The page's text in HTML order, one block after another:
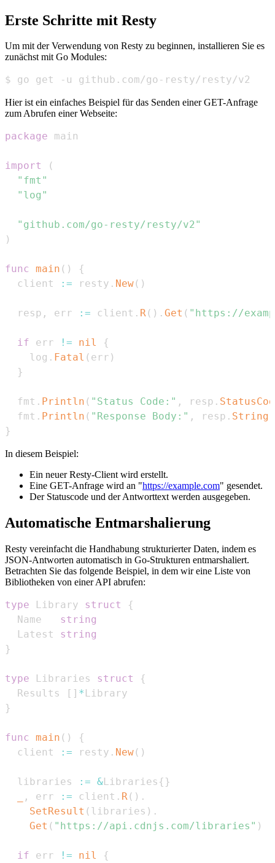
Erste Schritte mit Resty
Um mit der Verwendung von Resty zu beginnen, installieren Sie es
zunächst mit Go Modules:
$ go get -u github.com/go-resty/resty/v2
Hier ist ein einfaches Beispiel für das Senden einer GET-Anfrage
zum Abrufen einer Webseite:
package
import
(
"fmt"
"log"
"github.com/go-resty/resty/v2"
)
func main ( )
{
  client
:= resty . New( )
  resp
, err := client . R( ) . Get ( "https://
if err != nil
{
    log
. Fatal ( err )
}
  fmt
. Println ( "Status Code:" , resp .
  fmt
. Println ( "Response Body:" , resp . String
}
In diesem Beispiel:
Ein neuer Resty-Client wird erstellt.
Eine GET-Anfrage wird an "https://example.com" gesendet.
Der Statuscode und der Antworttext werden ausgegeben.
Automatische Entmarshalierung
Resty vereinfacht die Handhabung strukturierter Daten, indem es
JSON-Antworten automatisch in Go-Strukturen entmarshaliert.
Betrachten Sie das folgende Beispiel, in dem wir eine Liste von
Bibliotheken von einer API abrufen:
type Library struct
{
  Name
string
  Latest
string
}
type Libraries struct
{
  Results
[ ] *
}
func main ( )
{
  client
:= resty . New( )
  libraries
:= &Libraries { }
, err := client . R( ) .
SetResult ( libraries ) .
Get ( "https://api.cdnjs.com/libraries" )
if err != nil {